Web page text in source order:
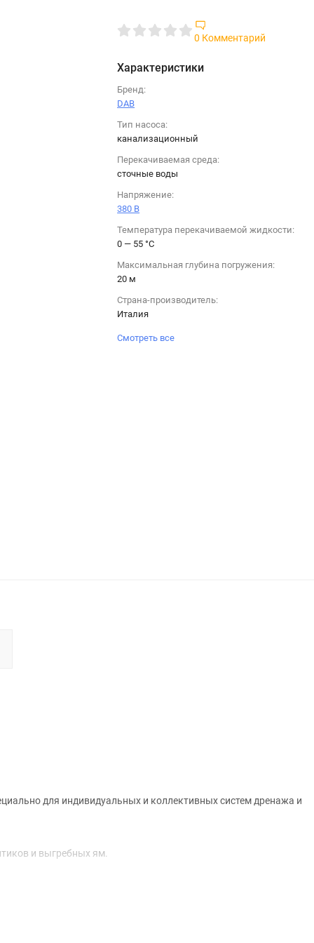
0 Комментарий
Характеристики
Бренд:
DAB
Тип насоса:
канализационный
Перекачиваемая среда:
сточные воды
Напряжение:
380 B
Температура перекачиваемой жидкости:
0 — 55 °C
Максимальная глубина погружения:
20 м
Страна-производитель:
Италия
Смотреть все
для индивидуальных и коллективных систем дренажа и
и выгребных ям.